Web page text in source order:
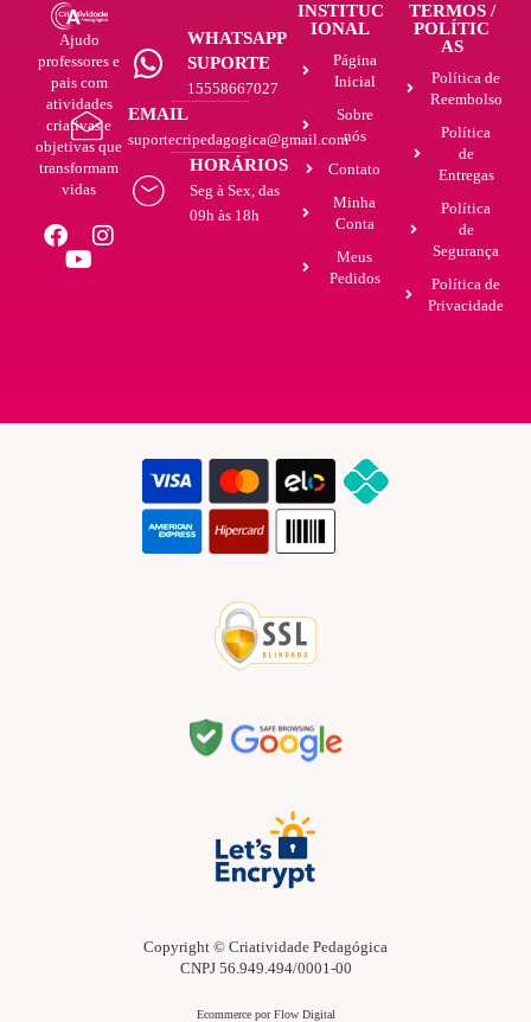
Ajudo
professores e
pais com
atividades
criativas e
objetivas que
transformam
vidas
WHATSAPP
SUPORTE
15558667027
EMAIL
suportecripedagogica@gmail.com
HORÁRIOS
Seg à Sex, das
09h às 18h
INSTITUC
IONAL
Página
Inicial
Sobre
nós
Contato
Minha
Conta
Meus
Pedidos
TERMOS /
POLÍTIC
AS
Política de
Reembolso
Política
de
Entregas
Política
de
Segurança
Política de
Privacidade
Copyright © Criatividade Pedagógica
CNPJ 56.949.494/0001-00
Ecommerce por Flow Digital